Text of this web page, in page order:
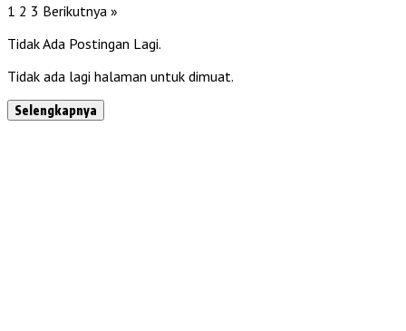
1 2 3 Berikutnya »
Tidak Ada Postingan Lagi.
Tidak ada lagi halaman untuk dimuat.
Selengkapnya